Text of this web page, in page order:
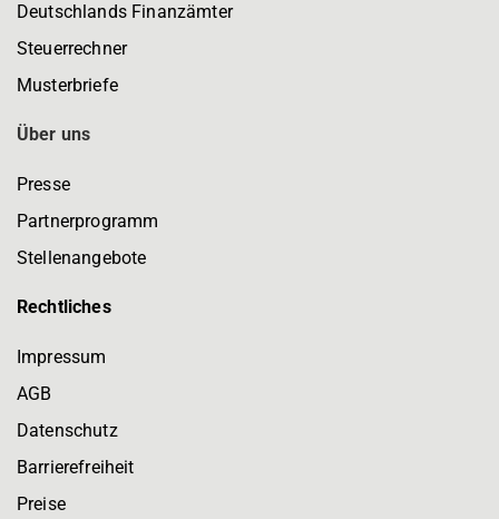
Deutschlands Finanzämter
Steuerrechner
Musterbriefe
Über uns
Presse
Partnerprogramm
Stellenangebote
Rechtliches
Impressum
AGB
Datenschutz
Barrierefreiheit
Preise